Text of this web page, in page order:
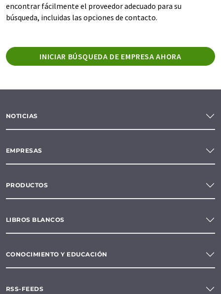
encontrar fácilmente el proveedor adecuado para su
búsqueda, incluidas las opciones de contacto.
INICIAR BÚSQUEDA DE EMPRESA AHORA
NOTICIAS
EMPRESAS
PRODUCTOS
LIBROS BLANCOS
CONOCIMIENTO Y EDUCACIÓN
RSS-FEEDS